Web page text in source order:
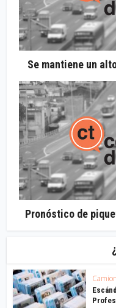
Se mantiene un
Pronóstico de